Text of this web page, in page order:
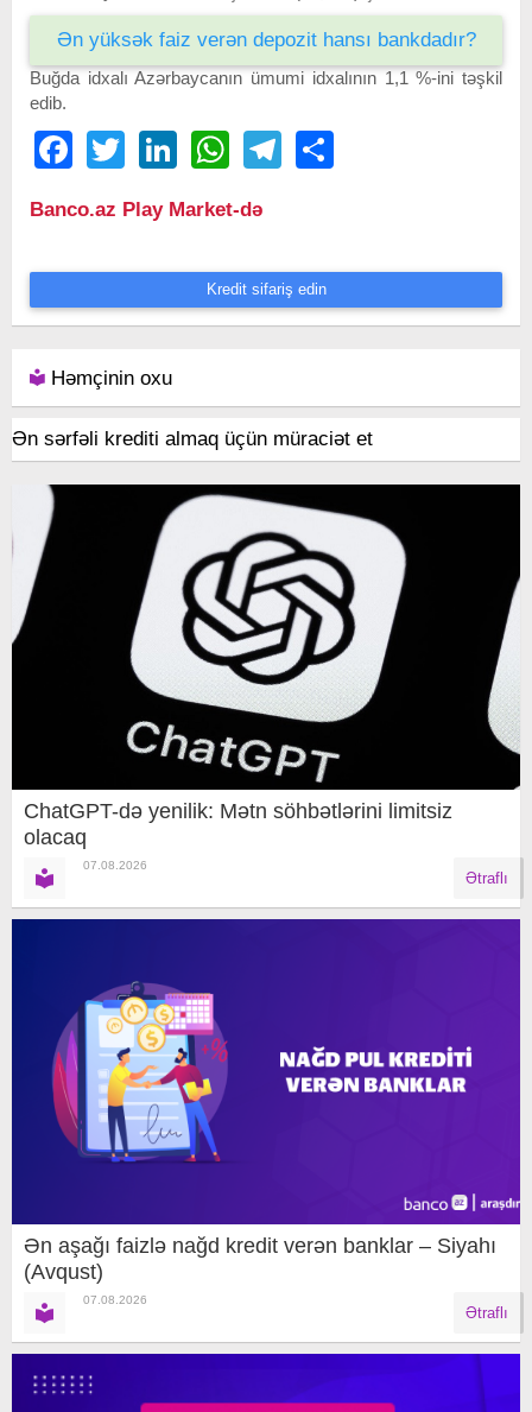
Ən yüksək faiz verən depozit hansı bankdadır?
Buğda idxalı Azərbaycanın ümumi idxalının 1,1%-ini təşkil
edib.
FacebookTwitter LinkedIn WhatsAppTelegram
Banco.az Play Market-də
Kredit sifariş edin
Həmçinin oxu
Ən sərfəli krediti almaq üçün müraciət et
ChatGPT-də yenilik: Mətn söhbətlərini limitsiz
olacaq
07.08.2026
Ətraflı
Ən aşağı faizlə nağd kredit verən banklar – Siyahı
(Avqust)
07.08.2026
Ətraflı